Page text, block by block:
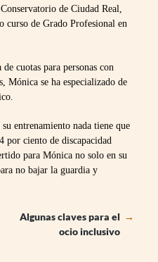
de Ciudad Real,
curso de Grado Profesional en
cuotas para personas con
Mónica se ha especializado de
entrenamiento nada tiene que
por ciento de discapacidad
para Mónica no solo en su
no bajar la guardia y
Algunas claves para el
ocio inclusivo
→